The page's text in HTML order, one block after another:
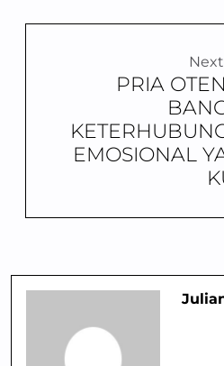
PRIA
EMOSIONAL